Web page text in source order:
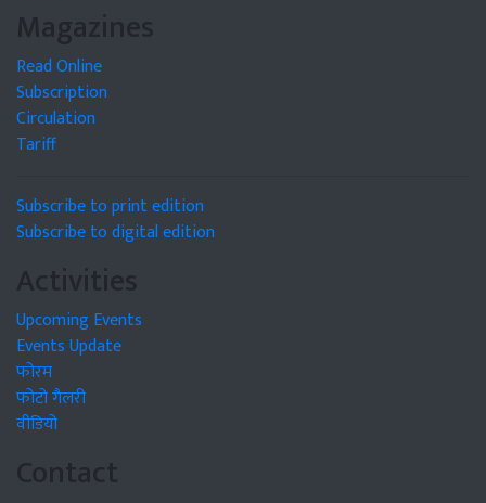
Magazines
Read Online
Subscription
Circulation
Tariff
Subscribe to print edition
Subscribe to digital edition
Activities
Upcoming Events
Events Update
फोरम
फोटो गैलरी
वीडियो
Contact